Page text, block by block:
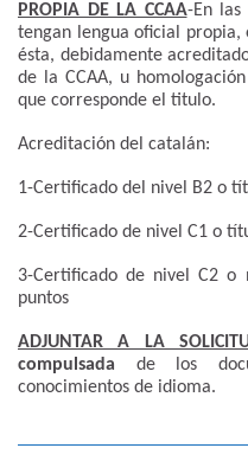
PROPIA DE LA CCAA-En las
tengan lengua oficial propia,
ésta, debidamente
de la CCAA, u
que corresponde el titulo.
Acreditación del catalán:
1-Certificado del nivel B2 o
2-Certificado de nivel C1 o
3-Certificado de nivel C2 o
puntos
ADJUNTAR A LA
compulsada de los
conocimientos de idioma.